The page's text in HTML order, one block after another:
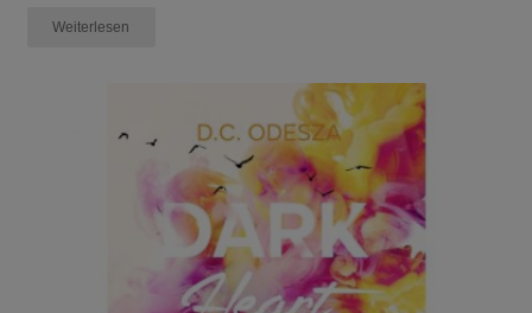
Weiterlesen